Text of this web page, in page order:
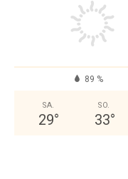
89 %
SA.
29°
SO.
33°